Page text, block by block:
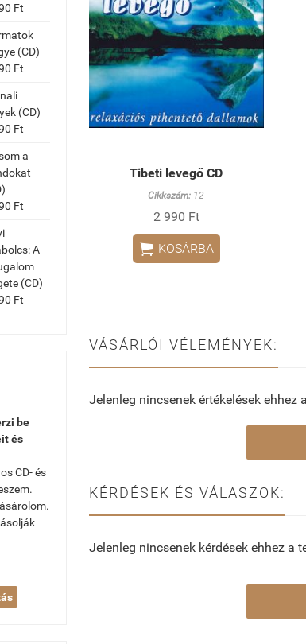
Ft
(CD)
Ft
(CD)
Ft
a
Ft
A
(CD)
Ft
be
és
CD- és
Tibeti levegő CD
Cikkszám: 12
2 990 Ft
 KOSÁRBA
VÁSÁRLÓI VÉLEMÉNYEK:
Jelenleg nincsenek értékelések ehhez
KÉRDÉSEK ÉS VÁLASZOK:
Jelenleg nincsenek kérdések ehhez a